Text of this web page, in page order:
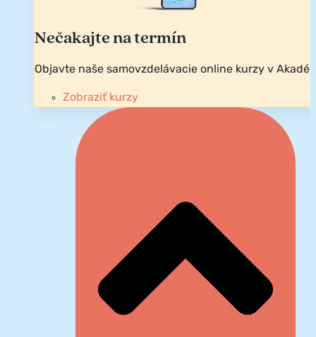
Nečakajte na termín
Objavte naše samovzdelávacie online kurzy v
Zobraziť kurzy